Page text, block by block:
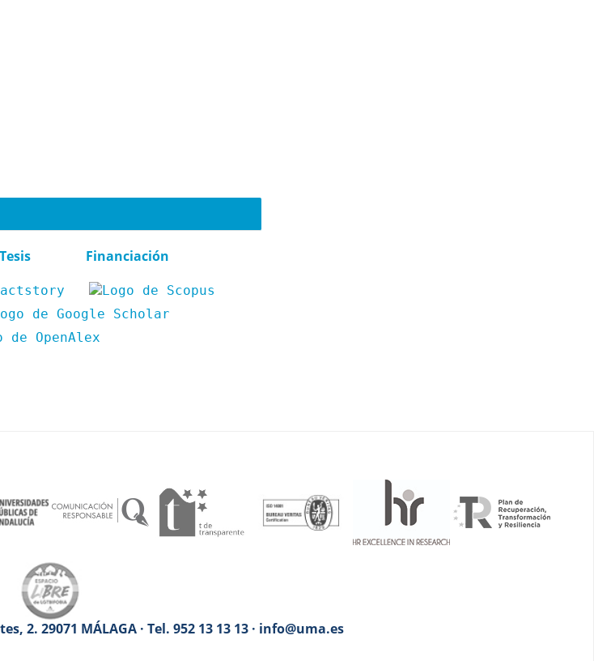
Tesis Financiación
2. 29071 MÁLAGA · Tel. 952 13 13 13 · info@uma.es